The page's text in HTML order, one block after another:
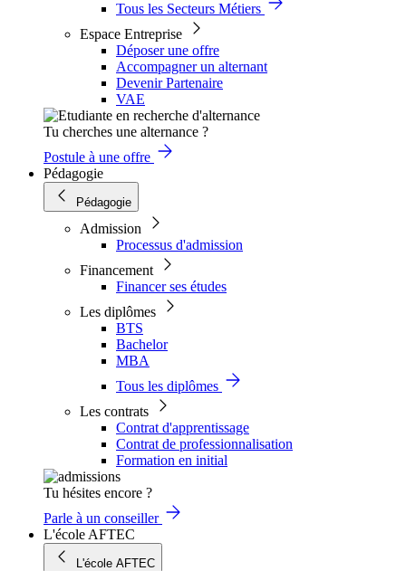
Tous les Secteurs Métiers
Espace Entreprise
Déposer une offre
Accompagner un alternant
Devenir Partenaire
VAE
Tu cherches une alternance ?
Postule à une offre
Pédagogie
Pédagogie
Admission
Processus d'admission
Financement
Financer ses études
Les diplômes
BTS
Bachelor
MBA
Tous les diplômes
Les contrats
Contrat d'apprentissage
Contrat de professionnalisation
Formation en initial
Tu hésites encore ?
Parle à un conseiller
L'école AFTEC
L'école AFTEC